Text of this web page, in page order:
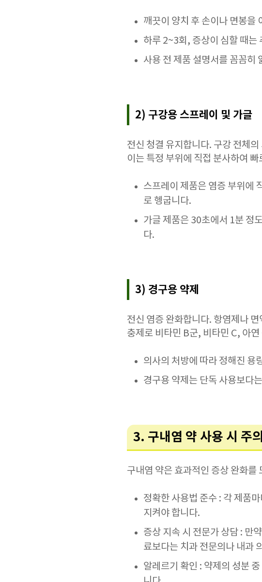
깨끗이 양치 후 손이나 면봉을
하루 2~3회, 증상이 심할 때는
사용 전 제품 설명서를 꼼꼼히
2) 구강용 스프레이 및 가글
전신 청결 유지합니다. 구강 전체
이는 특정 부위에 직접 분사하여
스프레이 제품은 염증 부위에
로 헹굽니다.
가글 제품은 30초에서 1분 정
다.
3) 경구용 약제
전신 염증 완화합니다. 항염제나
충제로 비타민 B군, 비타민 C, 아
의사의 처방에 따라 정해진 용
경구용 약제는 단독 사용보다
3. 구내염 약 사용 시 주
구내염 약은 효과적인 증상 완화를
정확한 사용법 준수 : 각 제품
지켜야 합니다.
증상 지속 시 전문가 상담 : 만
료보다는 치과 전문의나 내과
알레르기 확인 : 약제의 성분